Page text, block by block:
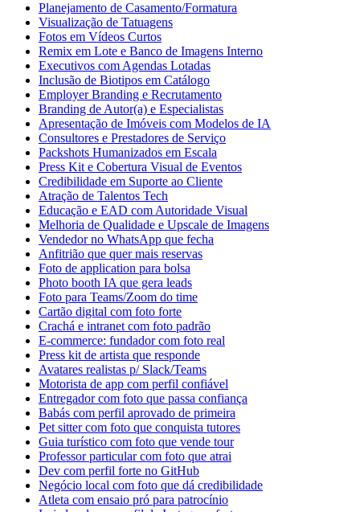
Planejamento de Casamento/Formatura
Visualização de Tatuagens
Fotos em Vídeos Curtos
Remix em Lote e Banco de Imagens Interno
Executivos com Agendas Lotadas
Inclusão de Biotipos em Catálogo
Employer Branding e Recrutamento
Branding de Autor(a) e Especialistas
Apresentação de Imóveis com Modelos de IA
Consultores e Prestadores de Serviço
Packshots Humanizados em Escala
Press Kit e Cobertura Visual de Eventos
Credibilidade em Suporte ao Cliente
Atração de Talentos Tech
Educação e EAD com Autoridade Visual
Melhoria de Qualidade e Upscale de Imagens
Vendedor no WhatsApp que fecha
Anfitrião que quer mais reservas
Foto de application para bolsa
Photo booth IA que gera leads
Foto para Teams/Zoom do time
Cartão digital com foto forte
Crachá e intranet com foto padrão
E-commerce: fundador com foto real
Press kit de artista que responde
Avatares realistas p/ Slack/Teams
Motorista de app com perfil confiável
Entregador com foto que passa confiança
Babás com perfil aprovado de primeira
Pet sitter com foto que conquista tutores
Guia turístico com foto que vende tour
Professor particular com foto que atrai
Dev com perfil forte no GitHub
Negócio local com foto que dá credibilidade
Atleta com ensaio pró para patrocínio